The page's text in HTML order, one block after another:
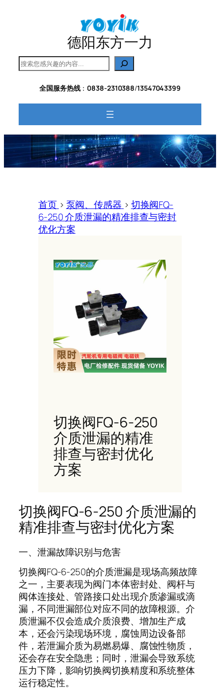
德阳东方一力
搜
索
全国服务热线： 0838-2310388/13547043399
首页 > 泵阀、传感器 > 切换阀FQ-
6-250 介质泄漏的精准排查与密封
优化方案
切换阀FQ-6-250
介质泄漏的精准
排查与密封优化
方案
切换阀FQ-6-250 介质泄漏的
精准排查与密封优化方案
一、泄漏故障识别与危害
切换阀FQ-6-250的介质泄漏是现场高频故障
之一，主要表现为阀门本体密封处、阀杆与
阀体连接处、管路接口处出现介质渗漏或滴
漏，不同泄漏部位对应不同的故障根源。介
质泄漏不仅会造成介质浪费、增加生产成
本，还会污染现场环境，腐蚀周边设备部
件，若泄漏介质为易燃易爆、腐蚀性物质，
还会存在安全隐患；同时，泄漏会导致系统
压力下降，影响切换阀切换精度和系统整体
运行稳定性。